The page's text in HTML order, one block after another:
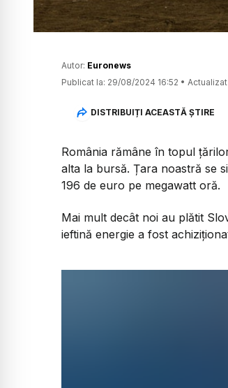
Autor: Euronews
Publicat la: 29/08/2024 16:52 • Actualizat
DISTRIBUIȚI ACEASTĂ ȘTIRE
România rămâne în topul
alta la bursă. Țara noastră se
196 de euro pe megawatt oră.
Mai mult decât noi au plătit
ieftină energie a fost